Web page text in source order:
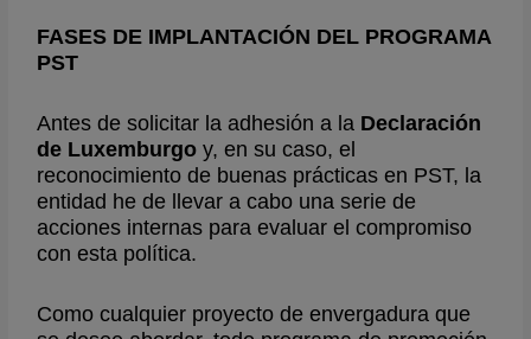
FASES DE IMPLANTACIÓN DEL PROGRAMA
PST
Antes de solicitar la adhesión a la Declaración
de Luxemburgo y, en su caso, el
reconocimiento de buenas prácticas en PST, la
entidad he de llevar a cabo una serie de
acciones internas para evaluar el compromiso
con esta política.
Como cualquier proyecto de envergadura que